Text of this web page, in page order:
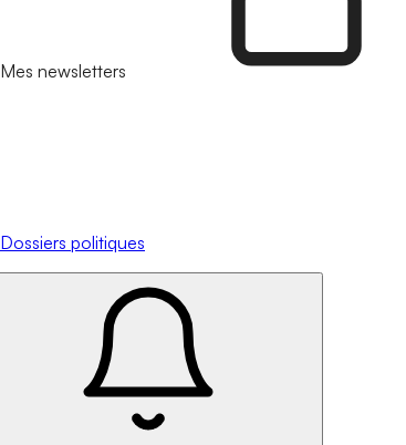
Mes newsletters
Dossiers politiques